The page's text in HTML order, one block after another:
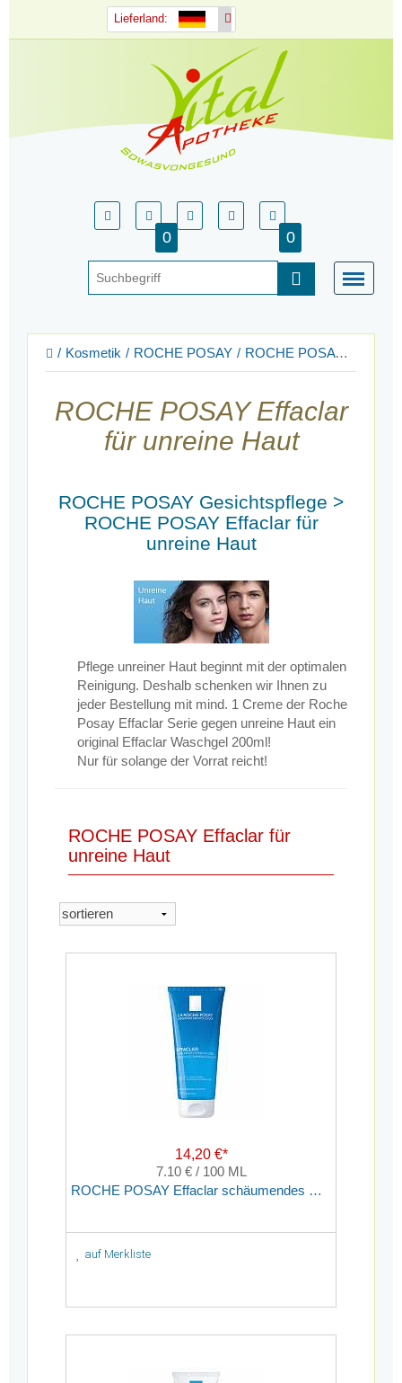
Lieferland:
0 0
Kosmetik ROCHE POSAY ROCHE POSAY Gesichtspflege
ROCHE POSAY Effaclar
für unreine Haut
ROCHE POSAY Gesichtspflege >
ROCHE POSAY Effaclar für
unreine Haut
Pflege unreiner Haut beginnt mit der optimalen
Reinigung. Deshalb schenken wir Ihnen zu
jeder Bestellung mit mind. 1 Creme der Roche
Posay Effaclar Serie gegen unreine Haut ein
original Effaclar Waschgel 200ml!
Nur für solange der Vorrat reicht!
ROCHE POSAY Effaclar für
unreine Haut
14,20 €*
7.10 € / 100 ML
ROCHE POSAY Effaclar schäumendes Reinigungsgel
auf Merkliste